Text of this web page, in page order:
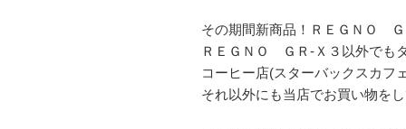
その期間新商品！ＲＥＧＮＯ
ＲＥＧＮＯ ＧＲ-Ｘ３以外でも
コーヒー店(スターバックスカフ
それ以外にも当店でお買い物を